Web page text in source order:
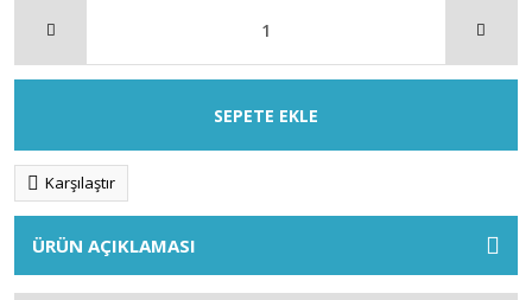
SEPETE EKLE
Karşılaştır
ÜRÜN AÇIKLAMASI